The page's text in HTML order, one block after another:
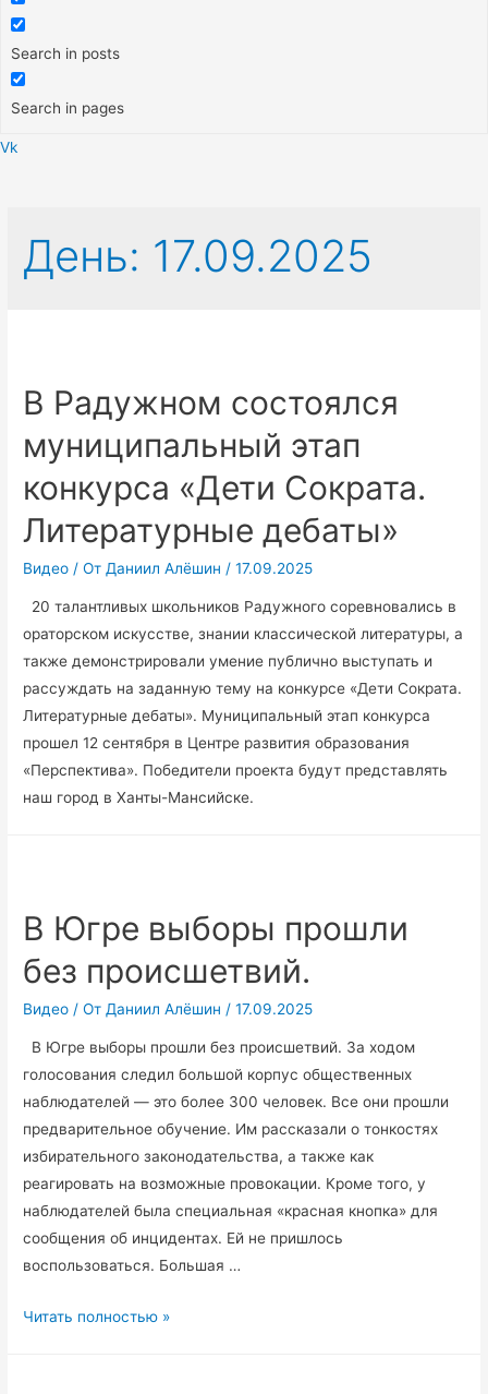
Search in posts
Search in pages
Vk
День: 17.09.2025
В Радужном состоялся
муниципальный этап
конкурса «Дети Сократа.
Литературные дебаты»
Видео / От Даниил Алёшин /17.09.2025
20 талантливых школьников Радужного соревновались в
ораторском искусстве, знании классической литературы, а
также демонстрировали умение публично выступать и
рассуждать на заданную тему на конкурсе «Дети Сократа.
Литературные дебаты». Муниципальный этап конкурса
прошел 12 сентября в Центре развития образования
«Перспектива». Победители проекта будут представлять
наш город в Ханты-Мансийске.
В Югре выборы прошли
без происшетвий.
Видео / От Даниил Алёшин /17.09.2025
В Югре выборы прошли без происшетвий. За ходом
голосования следил большой корпус общественных
наблюдателей — это более 300 человек. Все они прошли
предварительное обучение. Им рассказали о тонкостях
избирательного законодательства, а также как
реагировать на возможные провокации. Кроме того, у
наблюдателей была специальная «красная кнопка» для
сообщения об инцидентах. Ей не пришлось
воспользоваться. Большая …
В
Читать полностью »